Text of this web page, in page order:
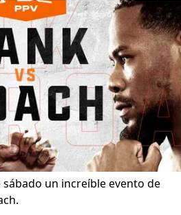
sábado un increíble evento de